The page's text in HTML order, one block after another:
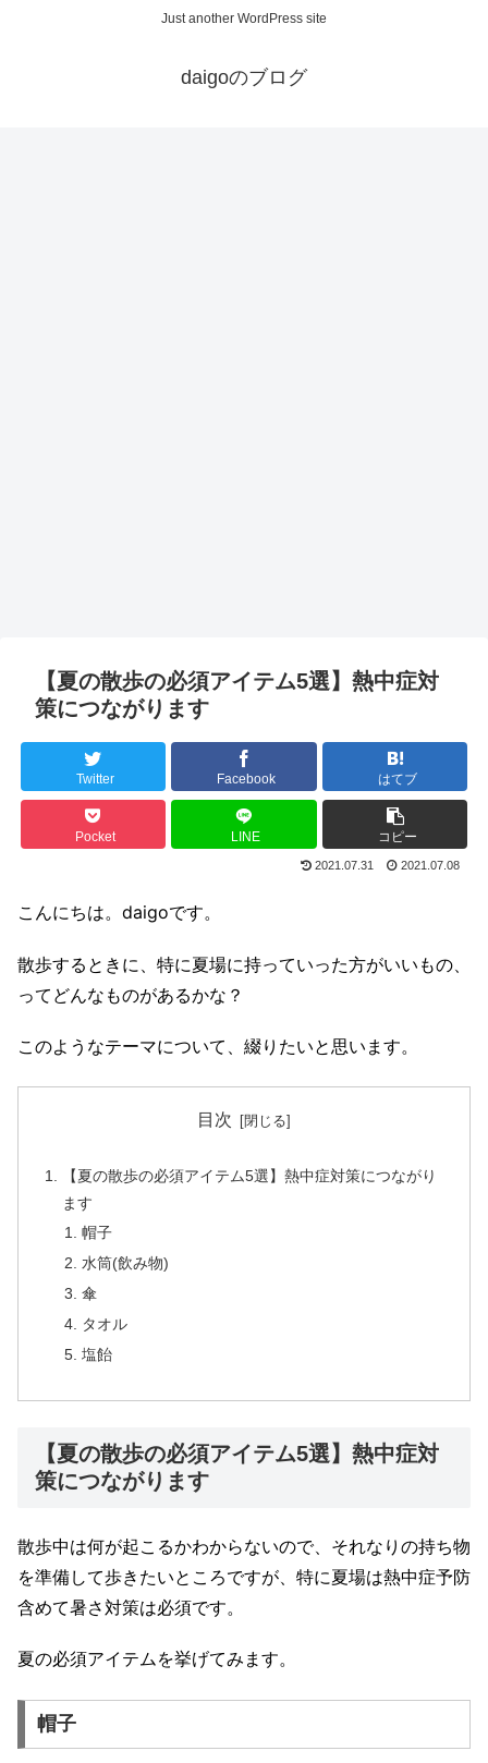
Just another WordPress site
daigoのブログ
【夏の散歩の必須アイテム5選】熱中症対
策につながります
Twitter Facebook はてブ
Pocket LINE コピー
2021.07.31 2021.07.08
こんにちは。daigoです。
散歩するときに、特に夏場に持っていった方がいいもの、
ってどんなものがあるかな？
このようなテーマについて、綴りたいと思います。
目次
【夏の散歩の必須アイテム5選】熱中症対策につながり
ます
帽子
水筒(飲み物)
傘
タオル
塩飴
【夏の散歩の必須アイテム5選】熱中症対
策につながります
散歩中は何が起こるかわからないので、それなりの持ち物
を準備して歩きたいところですが、特に夏場は熱中症予防
含めて暑さ対策は必須です。
夏の必須アイテムを挙げてみます。
帽子